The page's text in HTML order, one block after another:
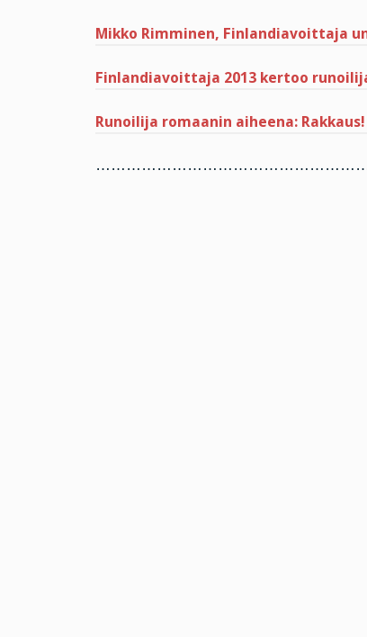
Mikko Rimminen, Finlandiavoittaja
Finlandiavoittaja 2013 kertoo
Runoilija romaanin aiheena: Rakkaus!